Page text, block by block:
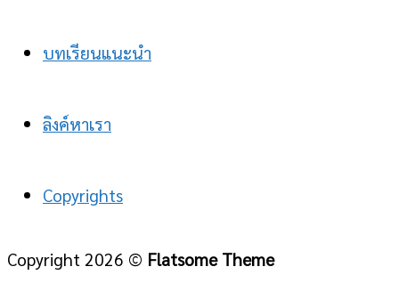
บทเรียนแนะนำ
ลิงค์หาเรา
Copyrights
Copyright 2026 © Flatsome Theme